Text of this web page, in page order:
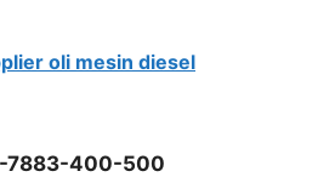
oli mesin diesel
7883-400-500